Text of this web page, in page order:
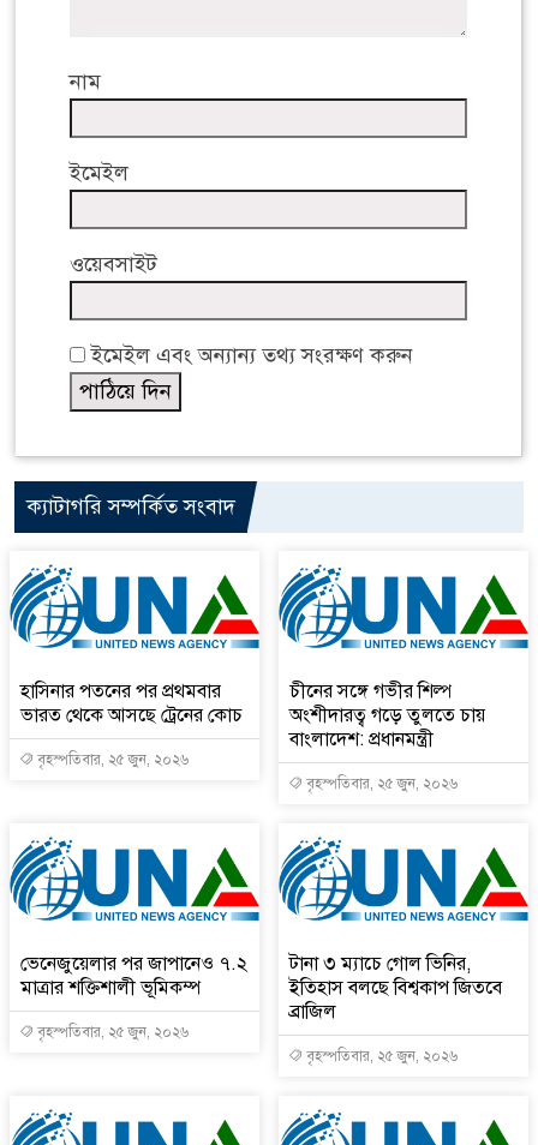
নাম
ইমেইল
ওয়েবসাইট
ইমেইল এবং অন্যান্য তথ্য সংরক্ষণ করুন
ক্যাটাগরি সম্পর্কিত সংবাদ
হাসিনার পতনের পর প্রথমবার
ভারত থেকে আসছে ট্রেনের কোচ
বৃহস্পতিবার, ২৫ জুন, ২০২৬
চীনের সঙ্গে গভীর শিল্প
অংশীদারত্ব গড়ে তুলতে চায়
বাংলাদেশ: প্রধানমন্ত্রী
বৃহস্পতিবার, ২৫ জুন, ২০২৬
ভেনেজুয়েলার পর জাপানেও ৭.২
মাত্রার শক্তিশালী ভূমিকম্প
বৃহস্পতিবার, ২৫ জুন, ২০২৬
টানা ৩ ম্যাচে গোল ভিনির,
ইতিহাস বলছে বিশ্বকাপ জিতবে
ব্রাজিল
বৃহস্পতিবার, ২৫ জুন, ২০২৬